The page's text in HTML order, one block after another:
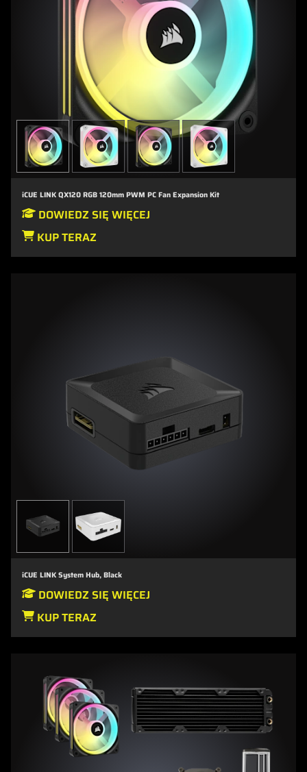
iCUE LINK QX120 RGB 120mm PWM PC Fan Expansion Kit
DOWIEDZ SIĘ WIĘCEJ
KUP TERAZ
iCUE LINK System Hub, Black
DOWIEDZ SIĘ WIĘCEJ
KUP TERAZ